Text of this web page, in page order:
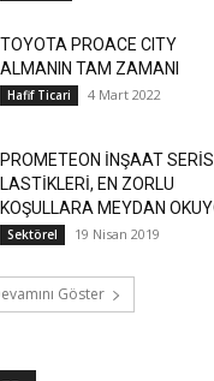
TOYOTA PROACE CITY
ALMANIN TAM ZAMANI
Hafif Ticari 4 Mart 2022
PROMETEON İNŞAAT
LASTİKLERİ, EN ZORLU
KOŞULLARA MEYDAN
Sektörel 19 Nisan 2019
Göster